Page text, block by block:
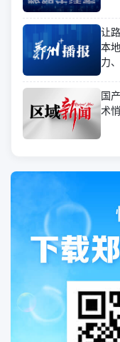
让
本
力
国
术